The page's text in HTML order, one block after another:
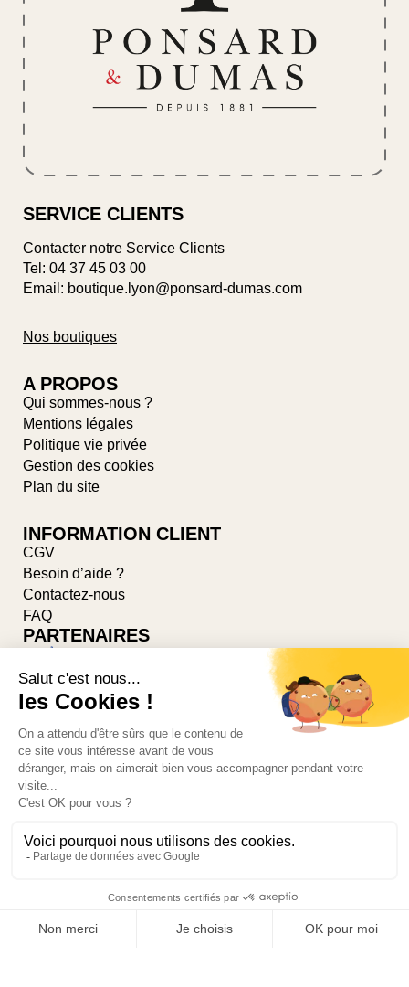
SERVICE CLIENTS
Contacter notre Service Clients
Tel: 04 37 45 03 00
Email: boutique.lyon@ponsard-dumas.com
Nos boutiques
A PROPOS
Qui sommes-nous ?
Mentions légales
Politique vie privée
Gestion des cookies
Plan du site
INFORMATION CLIENT
CGV
Besoin d’aide ?
Contactez-nous
FAQ
PARTENAIRES
Suivez-nous sur les réseaux